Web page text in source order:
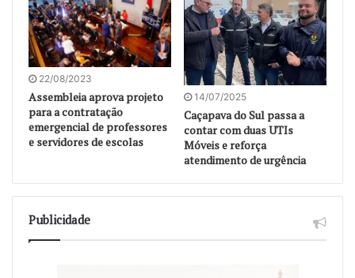
22/08/2023
Assembleia aprova projeto
para a contratação
emergencial de professores
e servidores de escolas
14/07/2025
Caçapava do Sul passa a
contar com duas UTIs
Móveis e reforça
atendimento de urgência
Publicidade